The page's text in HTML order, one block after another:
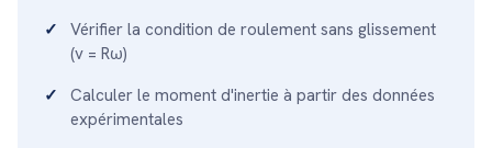
Vérifier la condition de roulement sans glissement
(v = Rω)
Calculer le moment d'inertie à partir des données
expérimentales